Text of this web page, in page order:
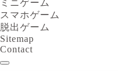
ミニゲーム
スマホゲーム
脱出ゲーム
Sitemap
Contact